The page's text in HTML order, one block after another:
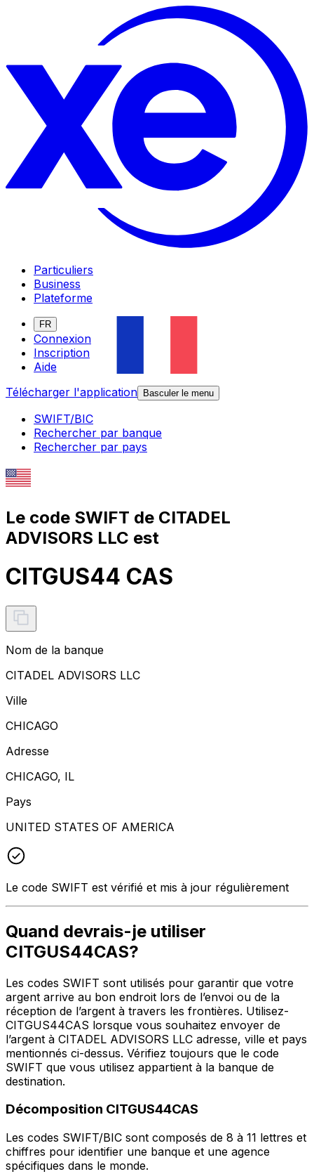
Particuliers
Business
Plateforme
FR
Connexion
Inscription
Aide
Télécharger l'application
Basculer le menu
SWIFT/BIC
Rechercher par banque
Rechercher par pays
Le code SWIFT de CITADEL
ADVISORS LLC est
CITGUS44 CAS
Nom de la banque
CITADEL ADVISORS LLC
Ville
CHICAGO
Adresse
CHICAGO, IL
Pays
UNITED STATES OF AMERICA
Le code SWIFT est vérifié et mis à jour régulièrement
Quand devrais-je utiliser
CITGUS44CAS?
Les codes SWIFT sont utilisés pour garantir que votre
argent arrive au bon endroit lors de l’envoi ou de la
réception de l’argent à travers les frontières. Utilisez-
CITGUS44CAS lorsque vous souhaitez envoyer de
l’argent à CITADEL ADVISORS LLC adresse, ville et pays
mentionnés ci-dessus. Vérifiez toujours que le code
SWIFT que vous utilisez appartient à la banque de
destination.
Décomposition CITGUS44CAS
Les codes SWIFT/BIC sont composés de 8 à 11 lettres et
chiffres pour identifier une banque et une agence
spécifiques dans le monde.